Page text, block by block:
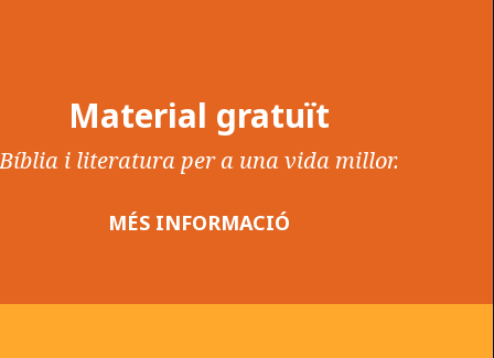
Material gratuït
Bíblia i literatura per a una vida millor.
MÉS INFORMACIÓ